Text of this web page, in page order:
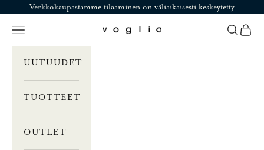
Siirry sisältöönVerkkokaupastamme tilaaminen on väliaikaisesti keskeytetty
Voglia
Valikko Haku
UUTUUDET
TUOTTEET
OUTLET